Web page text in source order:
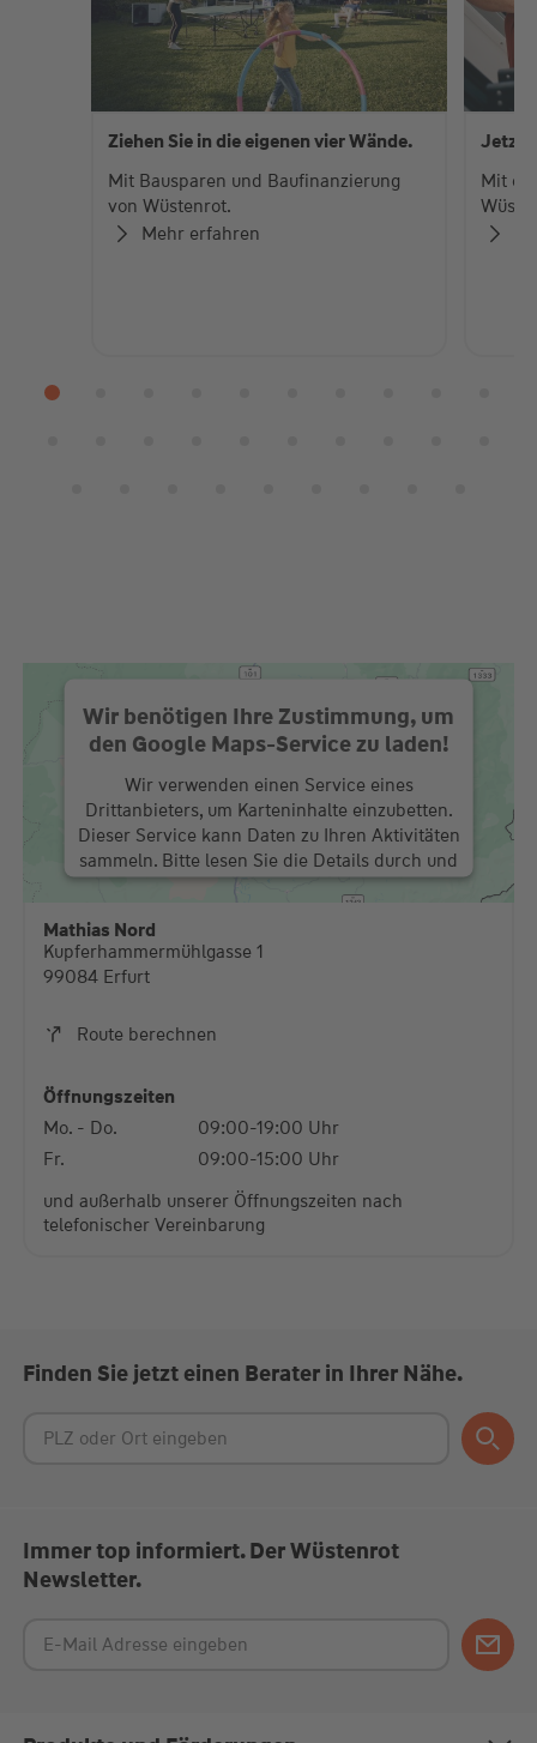
Ziehen Sie in die eigenen vier Wände.
Mit Bausparen und Baufinanzierung
von Wüstenrot.
Mehr erfahren
Jetzt
Mit
Wir benötigen Ihre Zustimmung, um
den Google Maps-Service zu laden!
Wir verwenden einen Service eines
Drittanbieters, um Karteninhalte einzubetten.
Dieser Service kann Daten zu Ihren Aktivitäten
sammeln. Bitte lesen Sie die Details durch und
stimmen Sie der Nutzung des Service zu, um
diese Karte anzuzeigen.
Mehr Informationen
Mathias Nord
Kupferhammermühlgasse 1
99084 Erfurt
Route berechnen
Öffnungszeiten
Mo. - Do.
09:00-19:00 Uhr
Fr.
09:00-15:00 Uhr
und außerhalb unserer Öffnungszeiten nach
telefonischer Vereinbarung
Finden Sie jetzt einen Berater in Ihrer Nähe.
Immer top informiert. Der Wüstenrot
Newsletter.